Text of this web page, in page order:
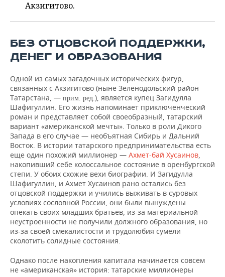
ONLINE-КОНФЕРЕНЦИИ
ХОККЕЙ
ВОЛЕЙБОЛ
ФИГУРНОЕ КАТАНИЕ
ВОДНЫЕ ВИДЫ СПОРТА
ХОККЕЙ С МЯЧОМ
ВЛАСТЬ
ИСТОРИЯ
МЕДИЦИНА
ОБРАЗОВАНИЕ
ПРОИСШЕСТВИЯ
СЮЖЕТЫ
СПИСОК ПЕРСОН
ПОЛНАЯ ВЕРСИЯ
Акзигитово.
БЕЗ ОТЦОВСКОЙ ПОДДЕРЖКИ,
ДЕНЕГ И ОБРАЗОВАНИЯ
Одной из самых загадочных исторических фигур,
связанных с Акзигитово (ныне Зеленодольский район
Татарстана, — прим. ред.), является купец Загидулла
Шафигуллин. Его жизнь напоминает приключенческий
роман и представляет собой своеобразный, татарский
вариант «американской мечты». Только в роли Дикого
Запада в его случае — необъятная Сибирь и Дальний
Восток. В истории татарского предпринимательства есть
еще один похожий миллионер — Ахмет-бай Хусаинов,
накопивший себе колоссальное состояние в оренбургской
степи. У обоих схожие вехи биографии. И Загидулла
Шафигуллин, и Ахмет Хусаинов рано остались без
отцовской поддержки и учились выживать в суровых
условиях сословной России, они были вынуждены
опекать своих младших братьев, из-за материальной
неустроенности не получили должного образования, но
из-за своей смекалистости и трудолюбия сумели
сколотить солидные состояния.
Однако после накопления капитала начинается совсем
не «американская» история: татарские миллионеры